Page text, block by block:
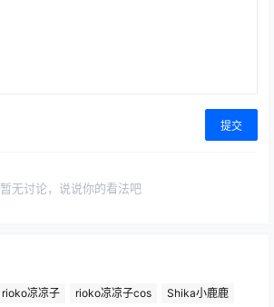
提交
暂无讨论，说说你的看法吧
rioko凉凉子 rioko凉凉子cos
Shika小鹿鹿